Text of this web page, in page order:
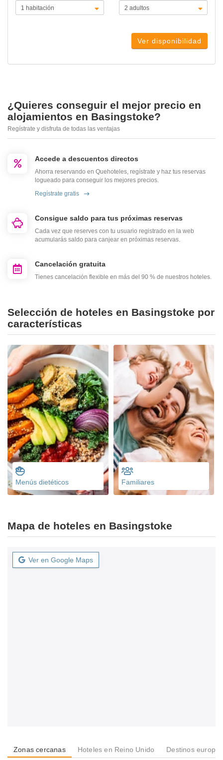
Ver disponibilidad
¿Quieres conseguir el mejor precio en
alojamientos en Basingstoke?
Regístrate y disfruta de todas las ventajas
Accede a descuentos directos
Ahorra reservando en Quehoteles, regístrate y haz tus reservas
logueado para conseguir los mejores precios.
Regístrate gratis
Consigue saldo para tus próximas reservas
Cada vez que reserves con tu usuario registrado en la web
acumularás saldo para canjear en próximas reservas.
Cancelación gratuita
Tienes cancelación flexible en más del 90 % de nuestros hoteles.
Selección de hoteles en Basingstoke por
características
Menús dietéticos Familiares
Mapa de hoteles en Basingstoke
Ver en Google Maps
Zonas cercanas Hoteles en Reino Unido Destinos